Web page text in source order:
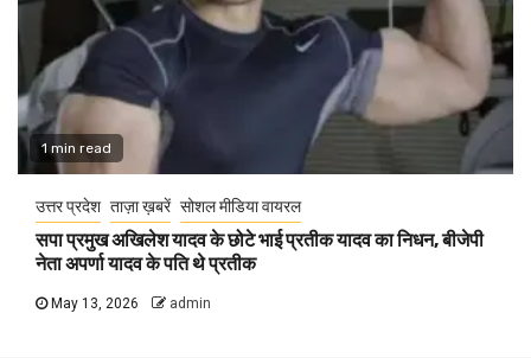
1 min read
उत्तर प्रदेश ताज़ा ख़बरें सोशल मीडिया वायरल
सपा प्रमुख अखिलेश यादव के छोटे भाई प्रतीक यादव का निधन, बीजेपी
नेता अपर्णा यादव के पति थे प्रतीक
May 13, 2026 admin